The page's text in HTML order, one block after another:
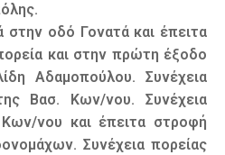
στην οδό Γονατά και έπειτα
και στην πρώτη έξοδο
Αδαμοπούλου. Συνέχεια
Βασ. Κων/νου. Συνέχεια
νου και έπειτα στροφή
Συνέχεια πορείας